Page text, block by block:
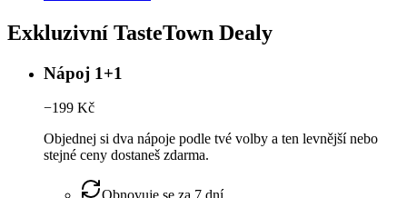
Exkluzivní TasteTown Dealy
Nápoj 1+1
−199 Kč
Objednej si dva nápoje podle tvé volby a ten levnější nebo
stejné ceny dostaneš zdarma.